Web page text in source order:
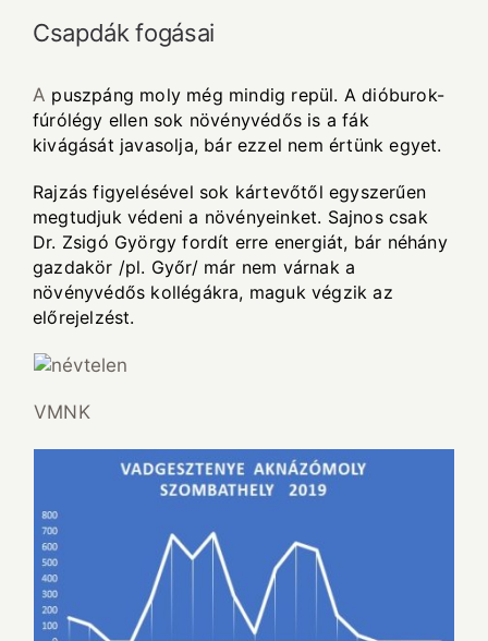
Csapdák fogásai
A puszpáng moly még mindig repül. A dióburok-
fúrólégy ellen sok növényvédős is a fák
kivágását javasolja, bár ezzel nem értünk egyet.
Rajzás figyelésével sok kártevőtől egyszerűen
megtudjuk védeni a növényeinket. Sajnos csak
Dr. Zsigó György fordít erre energiát, bár néhány
gazdakör /pl. Győr/ már nem várnak a
növényvédős kollégákra, maguk végzik az
előrejelzést.
VMNK